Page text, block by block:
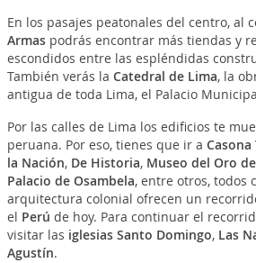
En los pasajes peatonales del centro, al
Armaspodrás encontrar más tiendas y
escondidos entre las espléndidas
También verás la Catedral de Lima, la
antigua de toda Lima, el Palacio
Por las calles de Lima los edificios te
peruana. Por eso, tienes que ir a Casona
la Nación, De Historia, Museo del Oro
Palacio de Osambela, entre otros, todos
arquitectura colonial ofrecen un
el Perú de hoy. Para continuar el
visitar las iglesias Santo Domingo, Las
Agustín.